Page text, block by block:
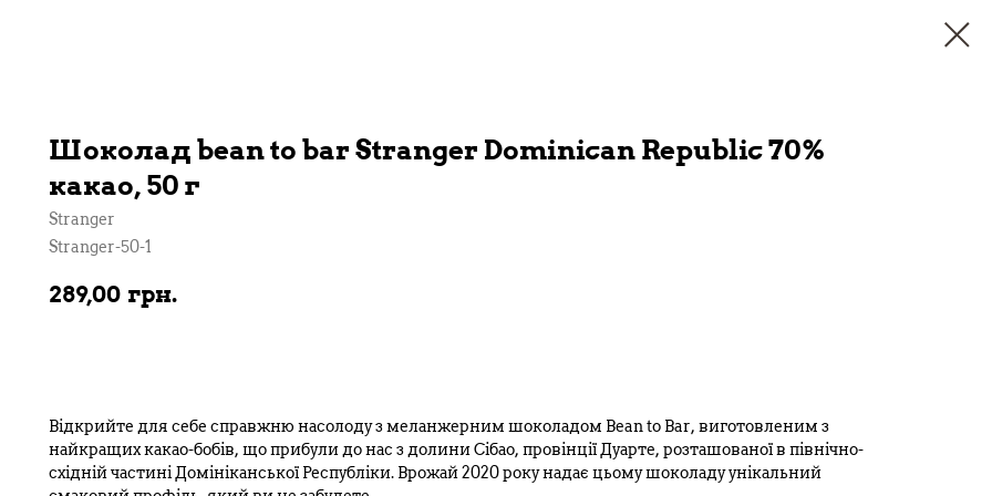
Шоколад bean to bar Stranger Dominican Republic 70%
какао, 50 г
Stranger
Stranger-50-1
289,00 грн.
Відкрийте для себе справжню насолоду з меланжерним шоколадом Bean to Bar, виготовленим з
найкращих какао-бобів, що прибули до нас з долини Сібао, провінції Дуарте, розташованої в північно-
східній частині Домініканської Республіки. Врожай 2020 року надає цьому шоколаду унікальний